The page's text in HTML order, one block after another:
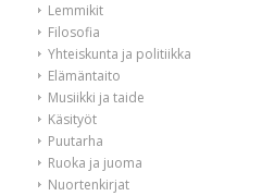
Lemmikit
Filosofia
Yhteiskunta ja politiikka
Elämäntaito
Musiikki ja taide
Käsityöt
Puutarha
Ruoka ja juoma
Nuortenkirjat